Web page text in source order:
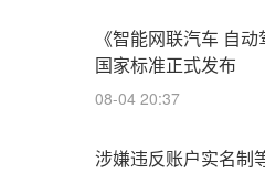
《智能网联汽车 自
国家标准正式发布
08-04 20:37
涉嫌违反账户实名制